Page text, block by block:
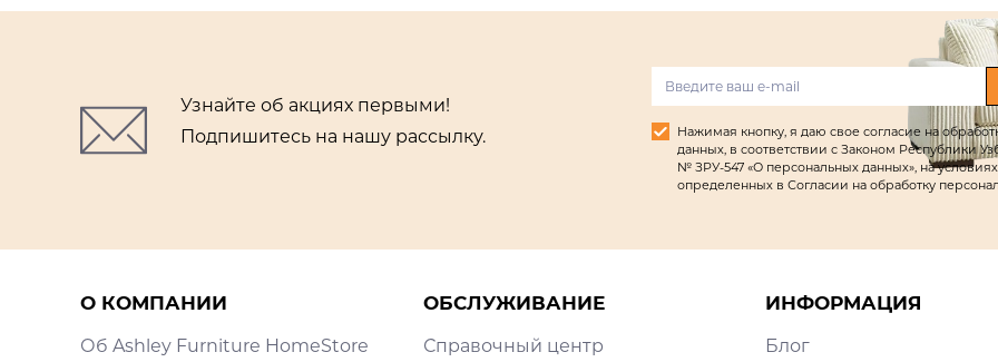
Узнайте об акциях первыми!
Подпишитесь на нашу рассылку.
Нажимая кнопку, я даю свое согласие на
данных, в соответствии с Законом Республики
№ ЗРУ-547 «О персональных данных», на
определенных в Согласии на обработку
О КОМПАНИИ
Об Ashley Furniture HomeStore
ОБСЛУЖИВАНИЕ
Справочный центр
ИНФОРМАЦИЯ
Блог